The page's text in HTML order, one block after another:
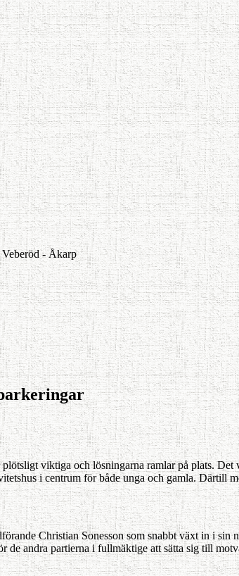
Veberöd -Åkarp
viktiga och lösningarna ramlar på plats.
i centrum för både unga och gamla. Därtill
Christian Sonesson som snabbt växt in i
de andra partierna i fullmäktige att sätta sig till